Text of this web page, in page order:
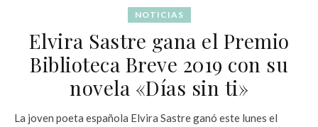
NOTICIAS
Elvira Sastre gana el Premio
Biblioteca Breve 2019 con su
novela «Días sin ti»
La joven poeta española Elvira Sastre ganó este lunes el